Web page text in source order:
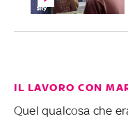
IL LAVORO CON
Quel qualcosa che